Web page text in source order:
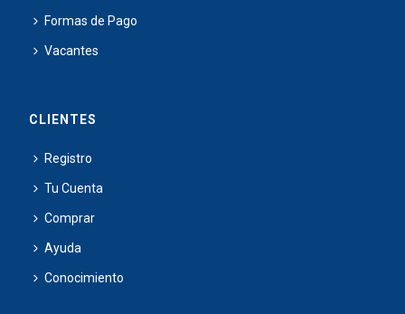
Formas de Pago
Vacantes
CLIENTES
Registro
Tu Cuenta
Comprar
Ayuda
Conocimiento